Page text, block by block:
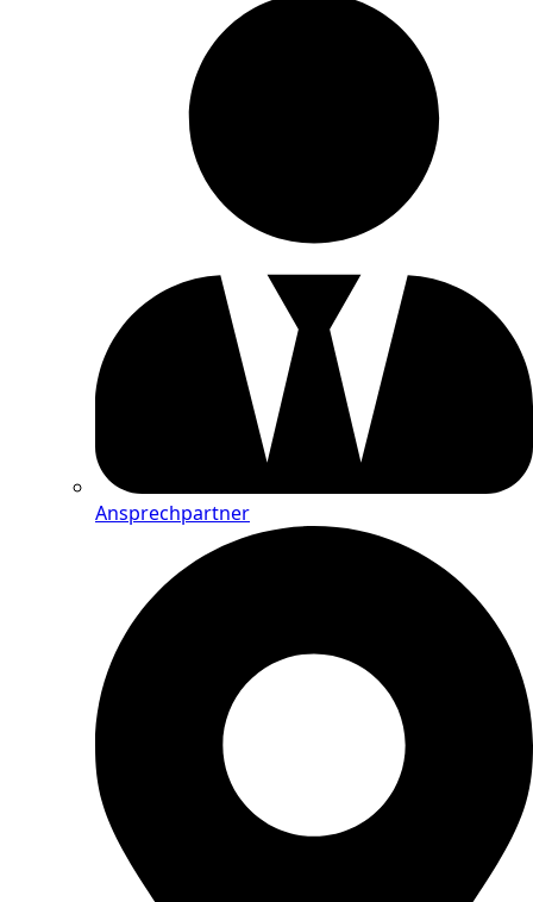
Ansprechpartner